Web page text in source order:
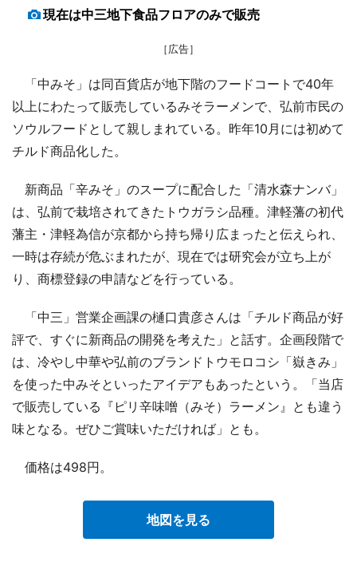
現在は中三地下食品フロアのみで販売
［広告］
「中みそ」は同百貨店が地下階のフードコートで40年
以上にわたって販売しているみそラーメンで、弘前市民の
ソウルフードとして親しまれている。昨年10月には初めて
チルド商品化した。
新商品「辛みそ」のスープに配合した「清水森ナンバ」
は、弘前で栽培されてきたトウガラシ品種。津軽藩の初代
藩主・津軽為信が京都から持ち帰り広まったと伝えられ、
一時は存続が危ぶまれたが、現在では研究会が立ち上が
り、商標登録の申請などを行っている。
「中三」営業企画課の樋口貴彦さんは「チルド商品が好
評で、すぐに新商品の開発を考えた」と話す。企画段階で
は、冷やし中華や弘前のブランドトウモロコシ「嶽きみ」
を使った中みそといったアイデアもあったという。「当店
で販売している『ピリ辛味噌（みそ）ラーメン』とも違う
味となる。ぜひご賞味いただければ」とも。
価格は498円。
地図を見る